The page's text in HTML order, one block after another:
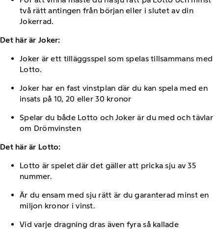
två rätt antingen från början eller i slutet av din
Jokerrad.
Det här är Joker:
Joker är ett tilläggsspel som spelas tillsammans med
Lotto.
Joker har en fast vinstplan där du kan spela med en
insats på 10, 20 eller 30 kronor
Spelar du både Lotto och Joker är du med och tävlar
om Drömvinsten
Det här är Lotto:
Lotto är spelet där det gäller att pricka sju av 35
nummer.
Är du ensam med sju rätt är du garanterad minst en
miljon kronor i vinst.
Vid varje dragning dras även fyra så kallade